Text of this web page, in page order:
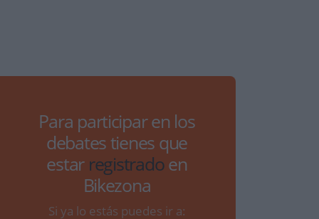
Para participar en los
debates tienes que
estar registradoen
Bikezona
Si ya lo estás puedes ir a: